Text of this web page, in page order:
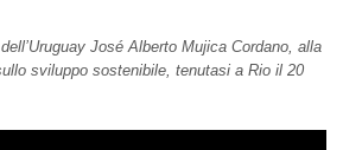
José Alberto Mujica Cordano, alla
sviluppo sostenibile, tenutasi a Rio il 20